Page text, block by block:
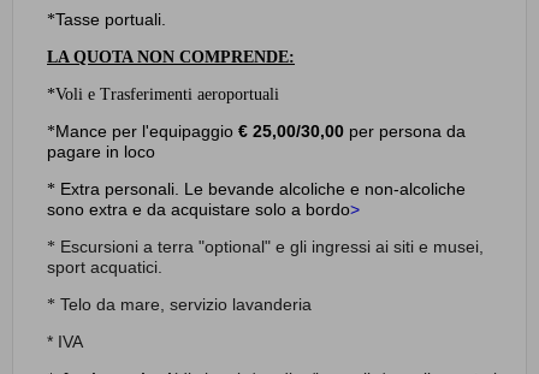
*Tasse portuali.
LA QUOTA NON COMPRENDE:
*Voli e Trasferimenti aeroportuali
*Mance per l'equipaggio € 25,00/30,00 per persona da
pagare in loco
* Extra personali. Le bevande alcoliche e non-alcoliche
sono extra e da acquistare solo a bordo>
* Escursioni a terra "optional" e gli ingressi ai siti e musei,
sport acquatici.
* Telo da mare, servizio lavanderia
* IVA